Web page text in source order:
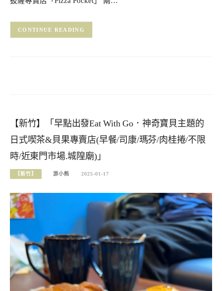
CONTINUE READING
【新竹】「早點出發Eat With Go．神奇寶貝主題的
日式喫茶&貝果專賣店(早餐/司康/瑪芬/肉桂捲/不限
時/近東門市場.城隍廟)」
【新竹】 游小熊 2025-01-17